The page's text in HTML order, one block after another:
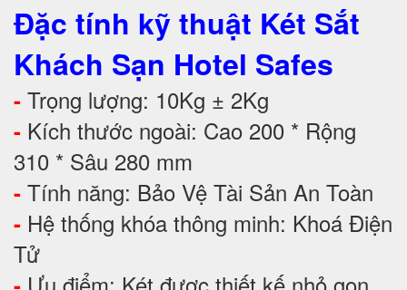
Đặc tính kỹ thuật Két Sắt
Khách Sạn Hotel Safes
- Trọng lượng: 10Kg ± 2Kg
- Kích thước ngoài: Cao 200 * Rộng
310 * Sâu 280 mm
- Tính năng: Bảo Vệ Tài Sản An Toàn
- Hệ thống khóa thông minh: Khoá Điện
Tử
Ưu điểm: Két được thiết kế nhỏ gọn